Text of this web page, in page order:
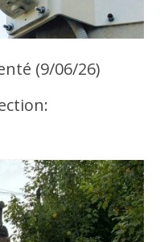
(9/06/26)